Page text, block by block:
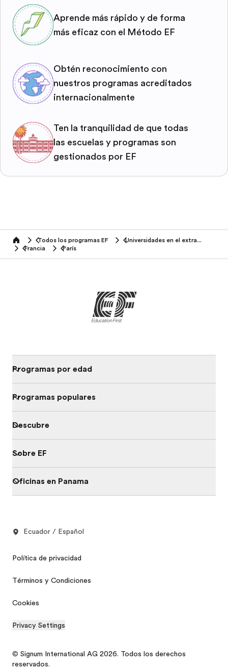
Aprende más rápido y de forma
más eficaz con el Método EF
Obtén reconocimiento con
nuestros programas acreditados
internacionalmente
Ten la tranquilidad de que todas
las escuelas y programas son
gestionados por EF
home Todos los programas EF
Universidades en el extranjero
Francia
París
Programas por edad
Programas populares
Descubre
Sobre EF
Oficinas en Panama
Ecuador / Español
Política de privacidad
Términos y Condiciones
Cookies
Privacy Settings
© Signum International AG 2026. Todos los derechos
reservados.